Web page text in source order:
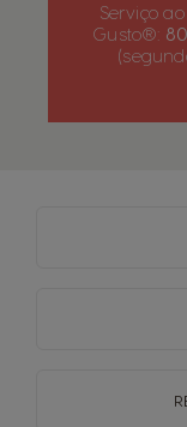
Serviço
Gusto®: